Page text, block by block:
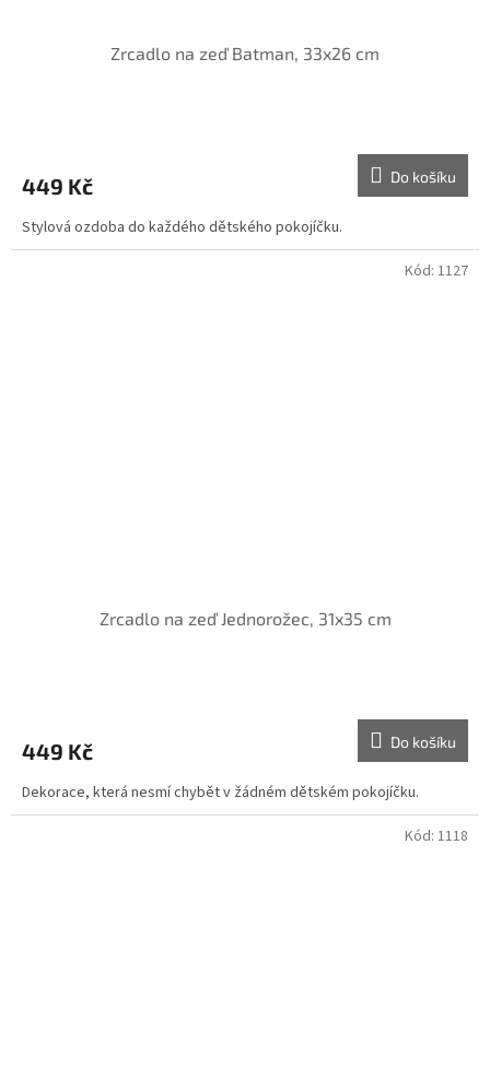
Zrcadlo na zeď Batman, 33x26 cm
449 Kč Do košíku
Stylová ozdoba do každého dětského pokojíčku.
Zrcadlo na zeď Jednorožec, 31x35 cm
449 Kč Do košíku
Dekorace, která nesmí chybět v žádném dětském pokojíčku.
Kód: 1127
Kód: 1118